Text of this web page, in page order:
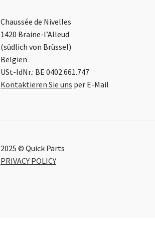
Chaussée de Nivelles
1420 Braine-l’Alleud
(südlich von Brüssel)
Belgien
USt-IdNr.: BE 0402.661.747
Kontaktieren Sie uns per E-Mail
2025 © Quick Parts
PRIVACY POLICY